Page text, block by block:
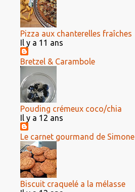
Pizza aux chanterelles fraîches
Il y a 11 ans
Bretzel & Carambole
Pouding crémeux coco/chia
Il y a 12 ans
Le carnet gourmand de Simone
Biscuit craquelé a la mélasse